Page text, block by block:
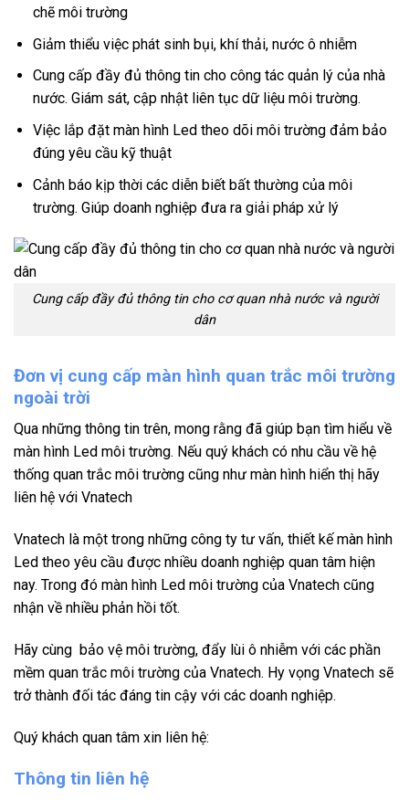
chẽ môi trường
Giảm thiểu việc phát sinh bụi, khí thải, nước ô nhiễm
Cung cấp đầy đủ thông tin cho công tác quản lý của nhà
nước. Giám sát, cập nhật liên tục dữ liệu môi trường.
Việc lắp đặt màn hình Led theo dõi môi trường đảm bảo
đúng yêu cầu kỹ thuật
Cảnh báo kịp thời các diễn biết bất thường của môi
trường. Giúp doanh nghiệp đưa ra giải pháp xử lý
Cung cấp đầy đủ thông tin cho cơ quan nhà nước và người
dân
Đơn vị cung cấp màn hình quan trắc môi trường
ngoài trời
Qua những thông tin trên, mong rằng đã giúp bạn tìm hiểu về
màn hình Led môi trường. Nếu quý khách có nhu cầu về hệ
thống quan trắc môi trường cũng như màn hình hiển thị hãy
liên hệ với Vnatech
Vnatech là một trong những công ty tư vấn, thiết kế màn hình
Led theo yêu cầu được nhiều doanh nghiệp quan tâm hiện
nay. Trong đó màn hình Led môi trường của Vnatech cũng
nhận về nhiều phản hồi tốt.
Hãy cùng bảo vệ môi trường, đẩy lùi ô nhiễm với các phần
mềm quan trắc môi trường của Vnatech. Hy vọng Vnatech sẽ
trở thành đối tác đáng tin cậy với các doanh nghiệp.
Quý khách quan tâm xin liên hệ:
Thông tin liên hệ